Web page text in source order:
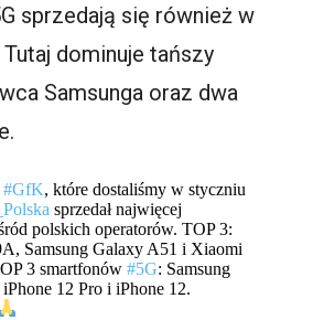
sprzedają się również w
dominuje tańszy
Samsunga oraz dwa
#GfK, które dostaliśmy w styczniu
sprzedał najwięcej
polskich operatorów. TOP 3:
Samsung Galaxy A51 i Xiaomi
3 smartfonów#5G: Samsung
12 Pro i iPhone 12.